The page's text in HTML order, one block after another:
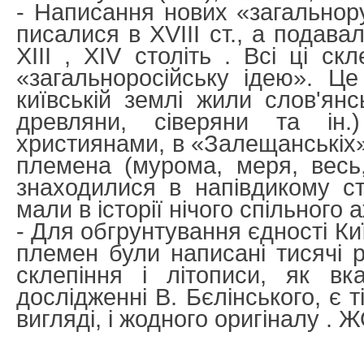
- Написання нових
писалися в XVIII ст., а
XIII , XIV століть . Всі ці
«загальноросійську ідею».
київській землі жили
древляни, сіверяни та
християнами, в
племена (мурома, меря,
знаходилися в напівдикому
мали в історії нічого спільного
- Для обгрунтування єдності
племен були написані тисячі
склепіння і літописи, як
дослідженні В. Бєлінського, є
вигляді, і жодного оригіналу